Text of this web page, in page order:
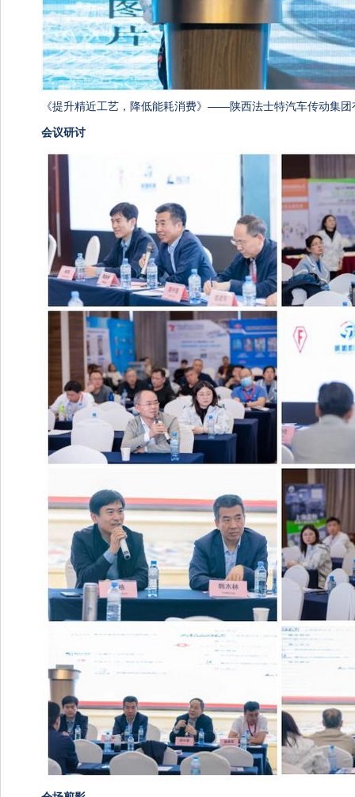
《提升精近工艺，降低能耗消费》——陕西法士特汽车传动集
会议研讨